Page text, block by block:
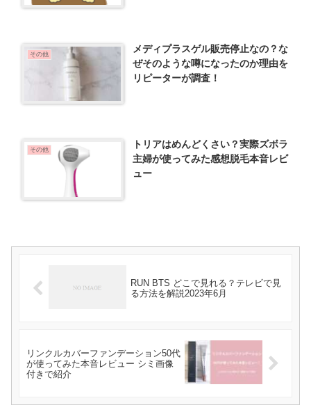
その他
メディプラスゲル販売停止なの？な
ぜそのような噂になったのか理由を
リピーターが調査！
その他
トリアはめんどくさい？実際ズボラ
主婦が使ってみた感想脱毛本音レビ
ュー
RUN BTS どこで見れる？テレビで見
る方法を解説2023年6月
リンクルカバーファンデーション50代
が使ってみた本音レビュー シミ画像
付きで紹介